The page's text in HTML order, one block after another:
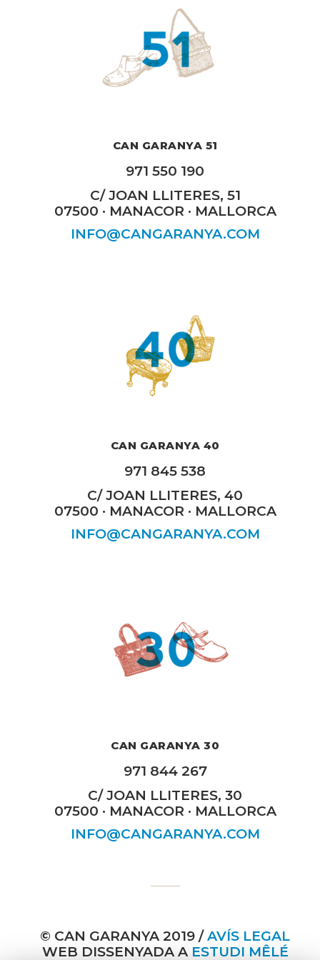
CAN GARANYA 51
971 550 190
C/ JOAN LLITERES, 51
07500 · MANACOR · MALLORCA
INFO@CANGARANYA.COM
CAN GARANYA 40
971 845 538
C/ JOAN LLITERES, 40
07500 · MANACOR · MALLORCA
INFO@CANGARANYA.COM
CAN GARANYA 30
971 844 267
C/ JOAN LLITERES, 30
07500 · MANACOR · MALLORCA
INFO@CANGARANYA.COM
© CAN GARANYA 2019 /AVÍS LEGAL
WEB DISSENYADA A ESTUDI MÊLÉ